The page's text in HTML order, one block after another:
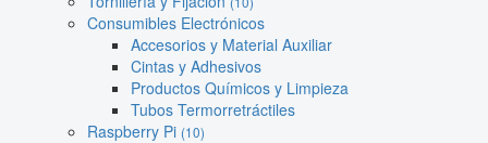
Consumibles Electrónicos
Accesorios y Material Auxiliar
Cintas y Adhesivos
Productos Químicos y Limpieza
Tubos Termorretráctiles
Raspberry Pi (10)